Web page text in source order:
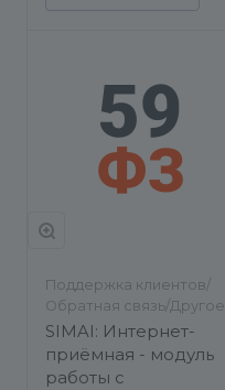
Поддержка клиентов/
Обратная связь/Другое
SIMAI: Интернет-
приёмная - модуль
работы с